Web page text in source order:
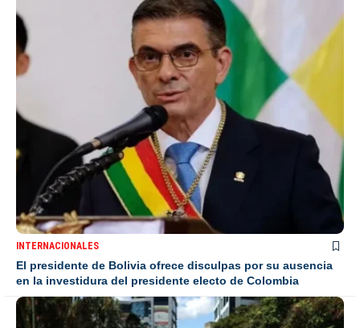
INTERNACIONALES
El presidente de Bolivia ofrece disculpas por su ausencia
en la investidura del presidente electo de Colombia